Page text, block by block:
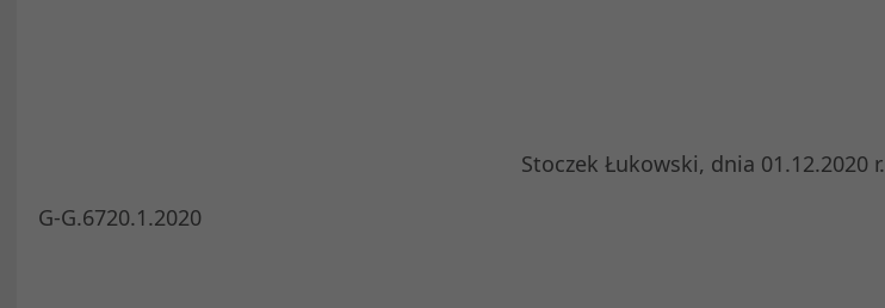
Stoczek Łukowski, dnia 01.12.2020 r.
G-G.6720.1.2020